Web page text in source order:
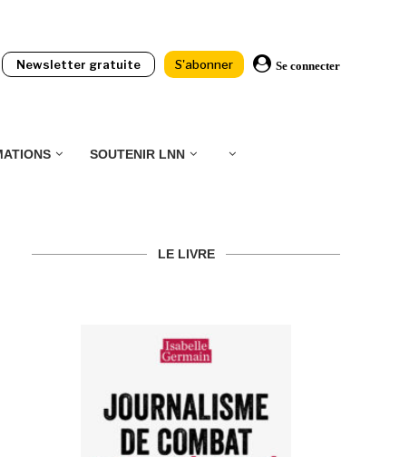
Newsletter gratuite S'abonner Se connecter
SOUTENIR LNN
LE LIVRE